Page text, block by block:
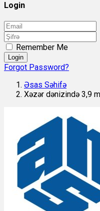
Login
Remember Me
Login
Forgot Password?
Əsas Səhifə
Xəzər dənizində 3,9